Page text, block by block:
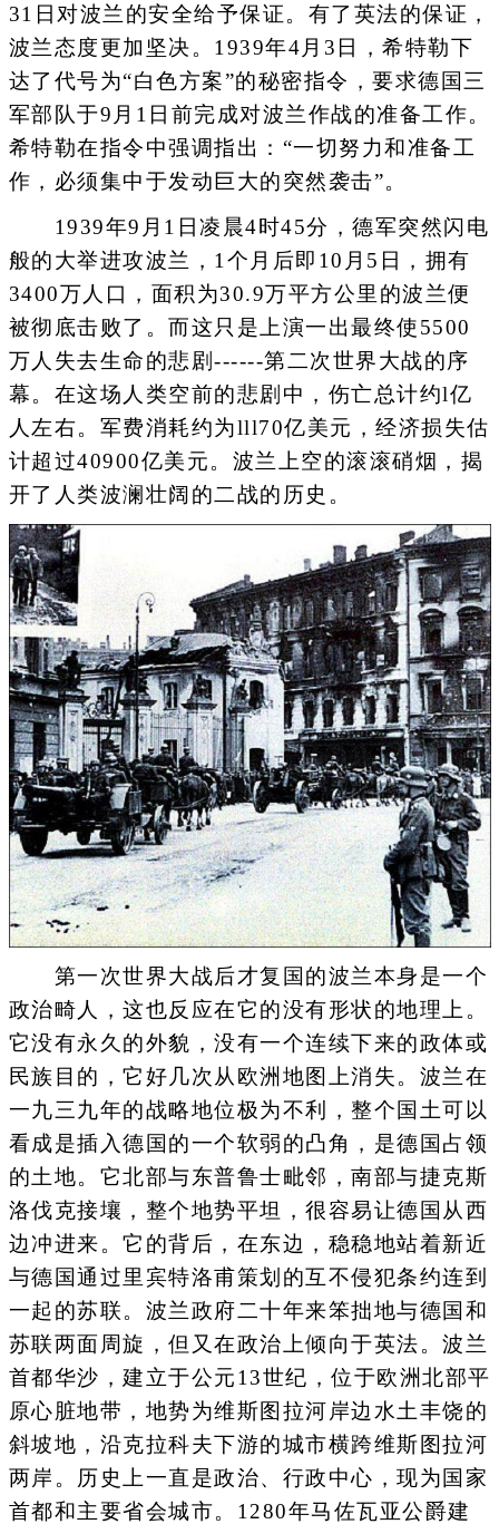
31日对波兰的安全给予保证。有了英法的保证，
波兰态度更加坚决。1939年4月3日，希特勒下
达了代号为“白色方案”的秘密指令，要求德国三
军部队于9月1日前完成对波兰作战的准备工作。
希特勒在指令中强调指出：“一切努力和准备工
作，必须集中于发动巨大的突然袭击”。
1939年9月1日凌晨4时45分，德军突然闪电
般的大举进攻波兰，1个月后即10月5日，拥有
3400万人口，面积为30.9万平方公里的波兰便
被彻底击败了。而这只是上演一出最终使5500
万人失去生命的悲剧------第二次世界大战的序
幕。在这场人类空前的悲剧中，伤亡总计约l亿
人左右。军费消耗约为lll70亿美元，经济损失估
计超过40900亿美元。波兰上空的滚滚硝烟，揭
开了人类波澜壮阔的二战的历史。
第一次世界大战后才复国的波兰本身是一个
政治畸人，这也反应在它的没有形状的地理上。
它没有永久的外貌，没有一个连续下来的政体或
民族目的，它好几次从欧洲地图上消失。波兰在
一九三九年的战略地位极为不利，整个国土可以
看成是插入德国的一个软弱的凸角，是德国占领
的土地。它北部与东普鲁士毗邻，南部与捷克斯
洛伐克接壤，整个地势平坦，很容易让德国从西
边冲进来。它的背后，在东边，稳稳地站着新近
与德国通过里宾特洛甫策划的互不侵犯条约连到
一起的苏联。波兰政府二十年来笨拙地与德国和
苏联两面周旋，但又在政治上倾向于英法。波兰
首都华沙，建立于公元13世纪，位于欧洲北部平
原心脏地带，地势为维斯图拉河岸边水土丰饶的
斜坡地，沿克拉科夫下游的城市横跨维斯图拉河
两岸。历史上一直是政治、行政中心，现为国家
首都和主要省会城市。1280年马佐瓦亚公爵建